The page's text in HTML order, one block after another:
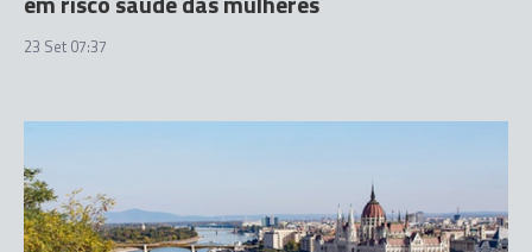
23 Set 07:37